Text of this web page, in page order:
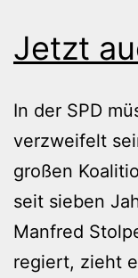
Jetzt
In der SPD
verzweifelt
großen
seit sieben
Manfred
regiert, zieht